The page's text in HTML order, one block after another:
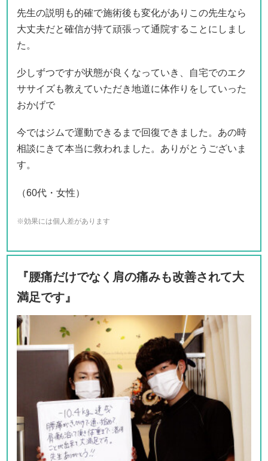
先生の説明も的確で施術後も変化がありこの先生なら
大丈夫だと確信が持て頑張って通院することにしまし
た。
少しずつですが状態が良くなっていき、自宅でのエク
ササイズも教えていただき地道に体作りをしていった
おかげで
今ではジムで運動できるまで回復できました。あの時
相談にきて本当に救われました。ありがとうございま
す。
（60代・女性）
※効果には個人差があります
『腰痛だけでなく肩の痛みも改善されて大
満足です』